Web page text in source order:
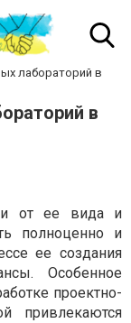
лабораторий в
в
от ее вида и
полноценно и
ее создания
Особенное
проектно-
привлекаются